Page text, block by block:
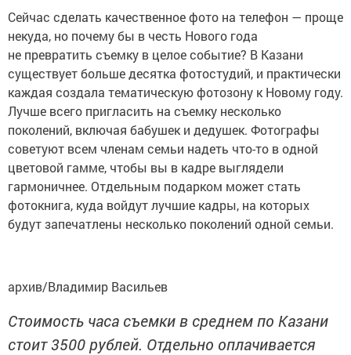
Сейчас сделать качественное фото на телефон — проще
некуда, но почему бы в честь Нового года
не превратить съемку в целое событие? В Казани
существует больше десятка фотостудий, и практически
каждая создала тематическую фотозону к Новому году.
Лучше всего пригласить на съемку несколько
поколений, включая бабушек и дедушек. Фотографы
советуют всем членам семьи надеть что-то в одной
цветовой гамме, чтобы вы в кадре выглядели
гармоничнее. Отдельным подарком может стать
фотокнига, куда войдут лучшие кадры, на которых
будут запечатлены несколько поколений одной семьи.
архив/Владимир Васильев
Стоимость часа съемки в среднем по Казани
стоит 3500 рублей. Отдельно оплачивается